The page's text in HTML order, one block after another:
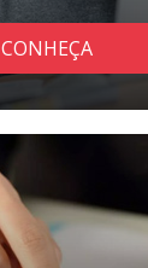
CONHEÇA